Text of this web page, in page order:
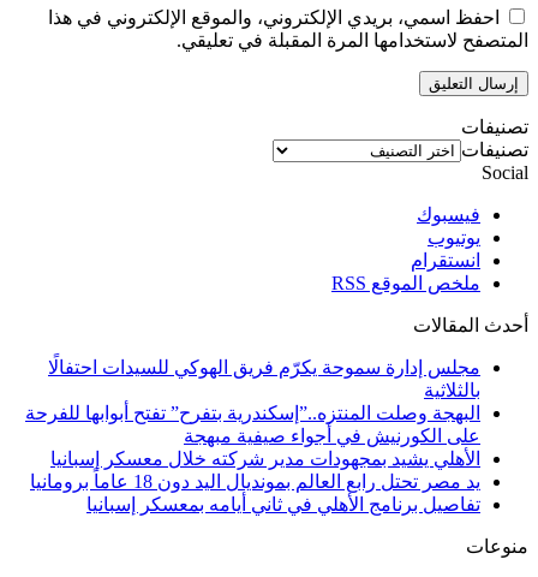
احفظ اسمي، بريدي الإلكتروني، والموقع الإلكتروني في هذا
المتصفح لاستخدامها المرة المقبلة في تعليقي.
تصنيفات
تصنيفات
Social
فيسبوك
يوتيوب
انستقرام
ملخص الموقع RSS
أحدث المقالات
مجلس إدارة سموحة يكرّم فريق الهوكي للسيدات احتفالًا
بالثلاثية
البهجة وصلت المنتزه..”إسكندرية بتفرح” تفتح أبوابها للفرحة
على الكورنيش في أجواء صيفية مبهجة
الأهلي يشيد بمجهودات مدير شركته خلال معسكر إسبانيا
يد مصر تحتل رابع العالم بمونديال اليد دون 18 عاماً برومانيا
تفاصيل برنامج الأهلي في ثاني أيامه بمعسكر إسبانيا
منوعات